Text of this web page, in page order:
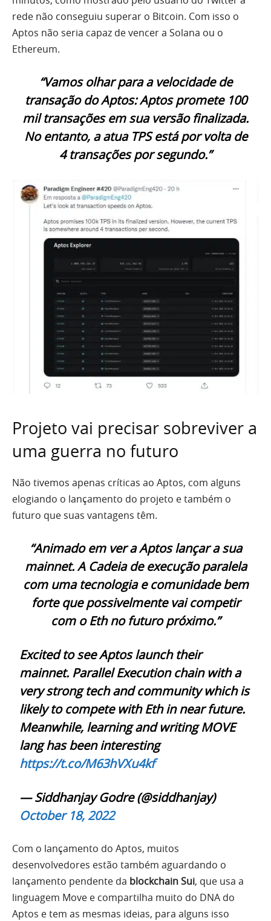
rede não conseguiu superar o Bitcoin. Com isso o
Aptos não seria capaz de vencer a Solana ou o
Ethereum.
“Vamos olhar para a velocidade de
transação do Aptos: Aptos promete 100
mil transações em sua versão finalizada.
No entanto, a atua TPS está por volta de
4 transações por segundo.”
Projeto vai precisar sobreviver a
uma guerra no futuro
Não tivemos apenas críticas ao Aptos, com alguns
elogiando o lançamento do projeto e também o
futuro que suas vantagens têm.
“Animado em ver a Aptos lançar a sua
mainnet. A Cadeia de execução paralela
com uma tecnologia e comunidade bem
forte que possivelmente vai competir
com o Eth no futuro próximo.”
Excited to see Aptos launch their
mainnet. Parallel Execution chain with a
very strong tech and community which is
likely to compete with Eth in near future.
Meanwhile, learning and writing MOVE
lang has been interesting
https://t.co/M63hVXu4kf
— Siddhanjay Godre (@siddhanjay)
October 18, 2022
Com o lançamento do Aptos, muitos
desenvolvedores estão também aguardando o
lançamento pendente da blockchain Sui, que usa a
linguagem Move e compartilha muito do DNA do
Aptos e tem as mesmas ideias, para alguns isso